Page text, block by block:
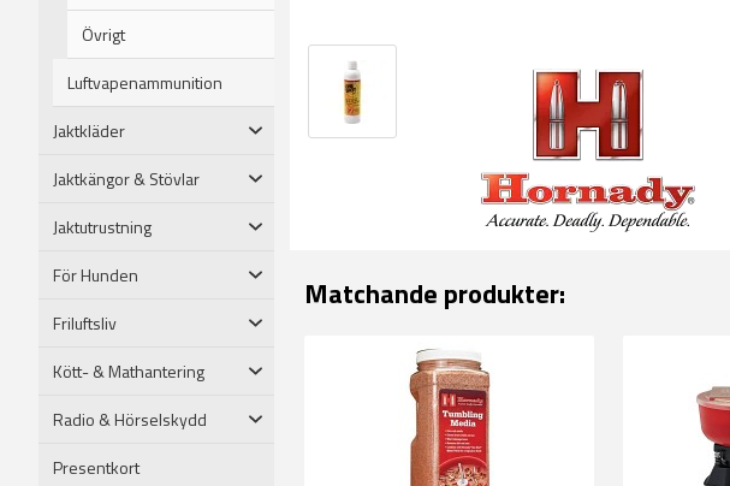
Övrigt
Luftvapenammunition
Jaktkläder
Jaktkängor & Stövlar
Jaktutrustning
För Hunden
Friluftsliv
Kött- & Mathantering
Radio & Hörselskydd
Presentkort
Matchande produkter: